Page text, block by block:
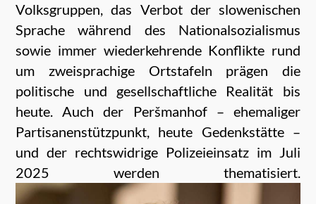
Volksgruppen, das Verbot der slowenischen
Sprache während des Nationalsozialismus
sowie immer wiederkehrende Konflikte rund
um zweisprachige Ortstafeln prägen die
politische und gesellschaftliche Realität bis
heute. Auch der Peršmanhof – ehemaliger
Partisanenstützpunkt, heute Gedenkstätte –
und der rechtswidrige Polizeieinsatz im Juli
2025 werden thematisiert.